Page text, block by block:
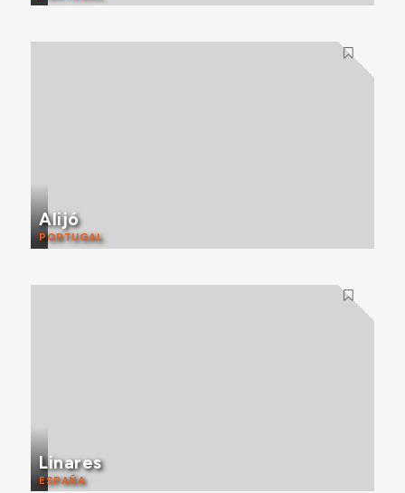
Alijó
PORTUGAL
Linares
ESPAÑA